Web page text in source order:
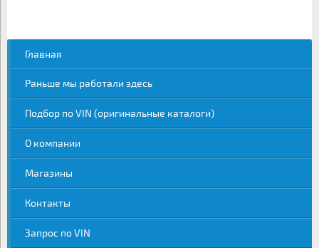
Главная
Раньше мы работали здесь
Подбор по VIN (оригинальные каталоги)
О компании
Магазины
Контакты
Запрос по VIN